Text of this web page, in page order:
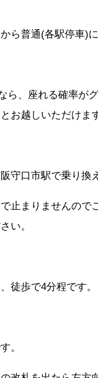
ら普通(各駅停車)
ら、座れる確率が
お越しいただけま
守口市駅で乗り換
止まりませんので
い。
徒歩で4分程です。
。